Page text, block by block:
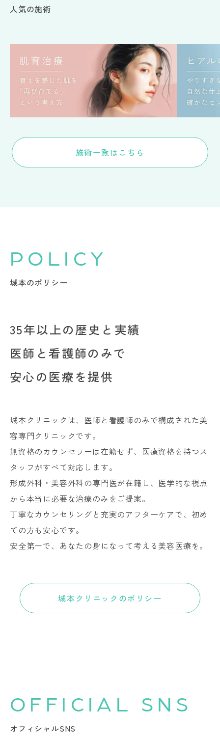
人気の施術
施術一覧はこちら
POLICY
城本のポリシー
35年以上の歴史と実績
医師と看護師のみで
安心の医療を提供
城本クリニックは、医師と看護師のみで構成された美
容専門クリニックです。
無資格のカウンセラーは在籍せず、医療資格を持つス
タッフがすべて対応します。
形成外科・美容外科の専門医が在籍し、医学的な視点
から本当に必要な治療のみをご提案。
丁寧なカウンセリングと充実のアフターケアで、初め
ての方も安心です。
安全第一で、あなたの身になって考える美容医療を。
城本クリニックのポリシー
OFFICIAL SNS
オフィシャルSNS